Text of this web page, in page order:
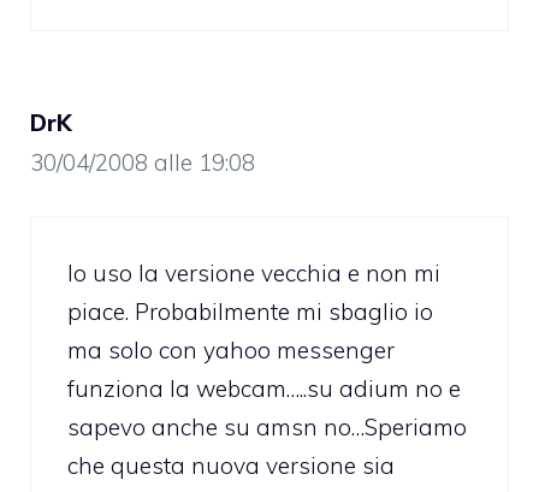
DrK
30/04/2008 alle 19:08
Io uso la versione vecchia e non mi
piace. Probabilmente mi sbaglio io
ma solo con yahoo messenger
funziona la webcam…..su adium no e
sapevo anche su amsn no…Speriamo
che questa nuova versione sia